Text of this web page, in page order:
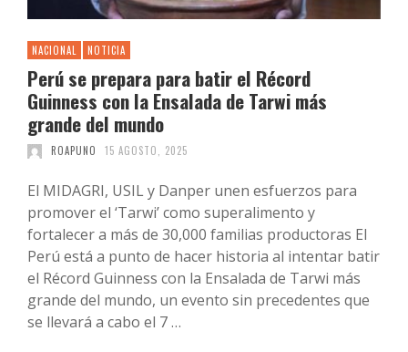
NACIONAL NOTICIA
Perú se prepara para batir el Récord
Guinness con la Ensalada de Tarwi más
grande del mundo
ROAPUNO 15 AGOSTO, 2025
El MIDAGRI, USIL y Danper unen esfuerzos para
promover el ‘Tarwi’ como superalimento y
fortalecer a más de 30,000 familias productoras El
Perú está a punto de hacer historia al intentar batir
el Récord Guinness con la Ensalada de Tarwi más
grande del mundo, un evento sin precedentes que
se llevará a cabo el 7 …